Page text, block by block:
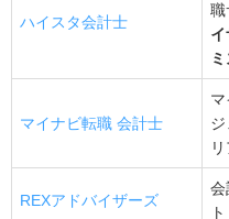
年収ダウンをどう捉
自身が目指すキャリ
会計士の転職先別で見る
中小監査法人
ハイスタ会計士
職
マイナビ転職 会計士
REXアドバイザーズ
会
ト